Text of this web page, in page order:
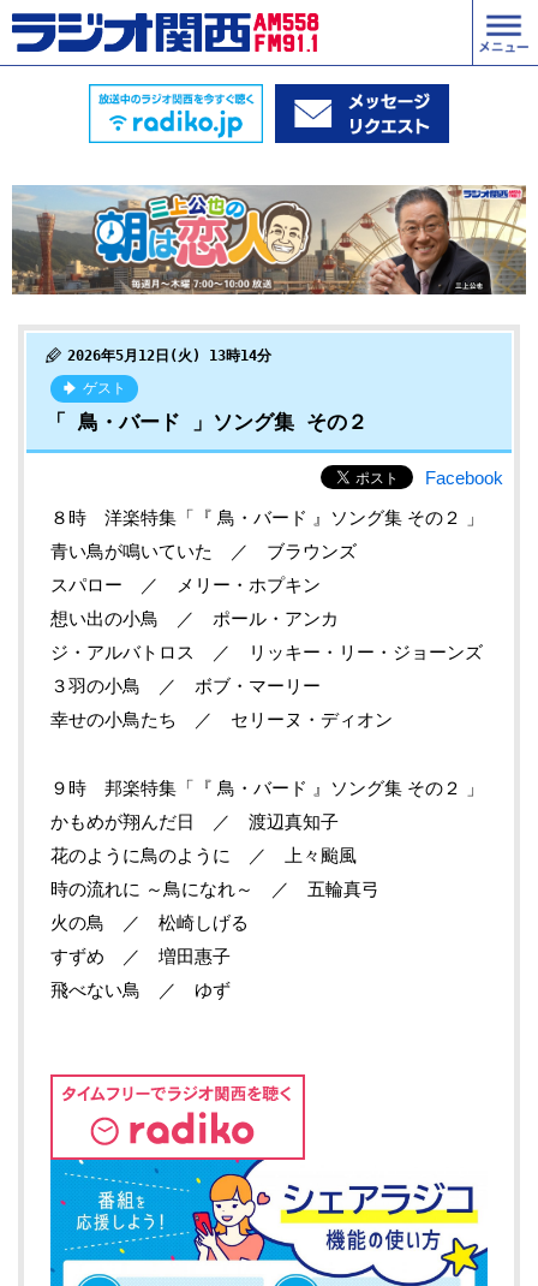
2026年5月12日(火) 13時14分
ゲスト
「 鳥・バード 」ソング集 その２
Facebook
８時 洋楽特集「『 鳥・バード 』ソング集 その２ 」
青い鳥が鳴いていた ／ ブラウンズ
スパロー ／ メリー・ホプキン
想い出の小鳥 ／ ポール・アンカ
ジ・アルバトロス ／ リッキー・リー・ジョーンズ
３羽の小鳥 ／ ボブ・マーリー
幸せの小鳥たち ／ セリーヌ・ディオン
９時 邦楽特集「『 鳥・バード 』ソング集 その２ 」
かもめが翔んだ日 ／ 渡辺真知子
花のように鳥のように ／ 上々颱風
時の流れに ～鳥になれ～ ／ 五輪真弓
火の鳥 ／ 松崎しげる
すずめ ／ 増田惠子
飛べない鳥 ／ ゆず